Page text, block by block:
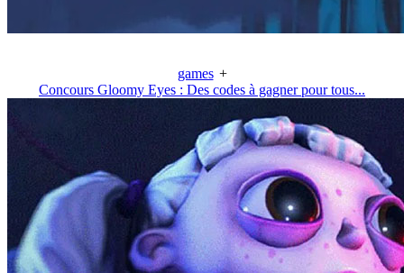
games +
Concours Gloomy Eyes : Des codes à gagner pour tous...